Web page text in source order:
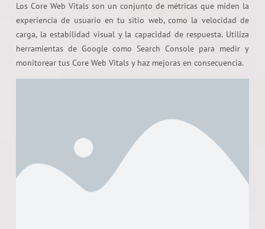
Los Core Web Vitals son un conjunto de métricas que miden la
experiencia de usuario en tu sitio web, como la velocidad de
carga, la estabilidad visual y la capacidad de respuesta. Utiliza
herramientas de Google como Search Console para medir y
monitorear tus Core Web Vitals y haz mejoras en consecuencia.